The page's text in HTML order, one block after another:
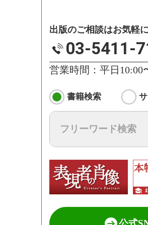
出版のご相談はお気軽
03-5411-
営業時間：平日10:00
書籍検索